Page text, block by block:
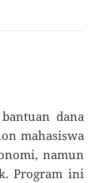
dana
mahasiswa
namun
Program ini